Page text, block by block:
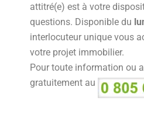
attitré(e) est à votre
questions. Disponible du
interlocuteur unique vous
votre projet immobilier.
Pour toute information ou
gratuitement au